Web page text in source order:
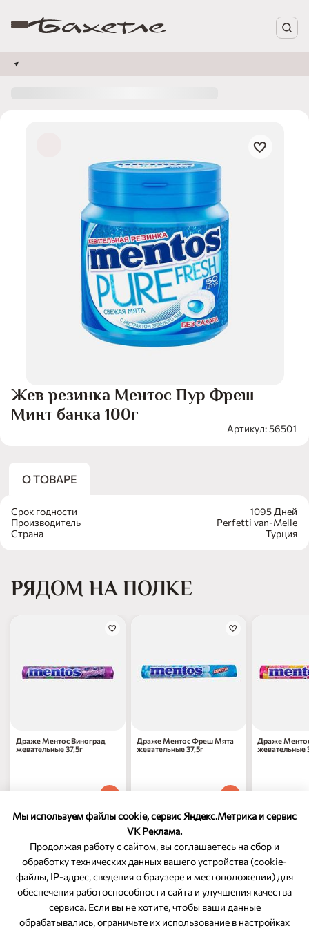
Мы используем файлы cookie, сервис Яндекс.Метрика и сервис
VK Реклама.
Продолжая работу с сайтом, вы соглашаетесь на сбор и
обработку технических данных вашего устройства (cookie-
файлы, IP-адрес, сведения о браузере и местоположении) для
обеспечения работоспособности сайта и улучшения качества
сервиса. Если вы не хотите, чтобы ваши данные
обрабатывались, ограничьте их использование в настройках
Жев резинка Ментос Пур Фреш
Минт банка 100г
Артикул: 56501
О ТОВАРЕ
Срок годности
1095 Дней
Производитель
Perfetti van-Melle
Страна
Турция
РЯДОМ НА ПОЛКЕ
Драже Ментос Виноград
жевательные 37,5г
Драже Ментос Фреш Мята
жевательные 37,5г
Драже
жевательные
ОБРАТНАЯ СВЯЗЬ
8-800-350-46-10